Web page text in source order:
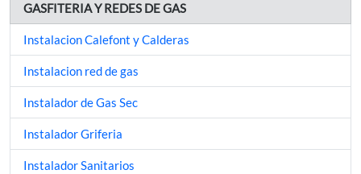
GASFITERIA Y REDES DE GAS
Instalacion Calefont y Calderas
Instalacion red de gas
Instalador de Gas Sec
Instalador Griferia
Instalador Sanitarios